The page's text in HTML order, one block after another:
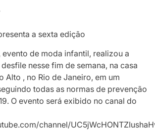
a sexta edição
evento de moda infantil, realizou a
nesse fim de semana, na casa
Alto , no Rio de Janeiro, em um
todas as normas de prevenção
O evento será exibido no canal do
channel/